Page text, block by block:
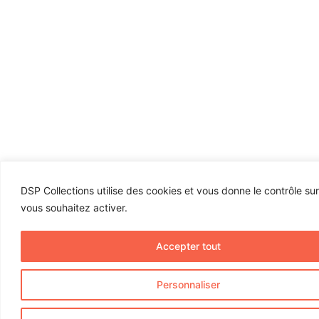
DSP Collections utilise des cookies et vous donne le contrôle
vous souhaitez activer.
Personnaliser
Accepter tout